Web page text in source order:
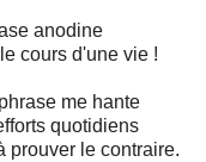
anodine
cours d'une vie !
me hante
quotidiens
prouver le contraire.